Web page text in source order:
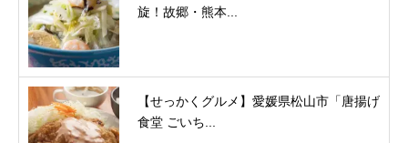
旋！故郷・熊本...
【せっかくグルメ】愛媛県松山市「唐揚げ
食堂 ごいち...